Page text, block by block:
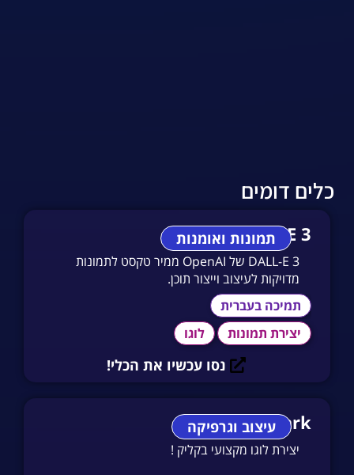
כלים דומים
תמונות ואומנותDall-E 3
DALL-E 3 של OpenAI ממיר טקסט לתמונות
מדויקות לעיצוב וייצור תוכן.
תמיכה בעברית
יצירת תמונות
לוגו
נסו עכשיו את הכלי!
עיצוב וגרפיקה
Brandmark
יצירת לוגו מקצועי בקליק !